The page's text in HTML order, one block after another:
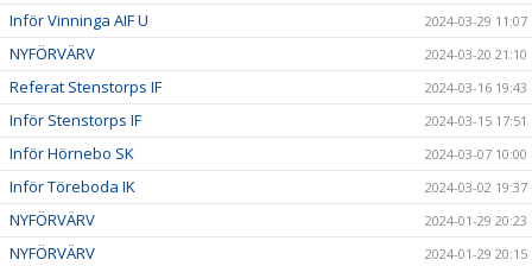
Inför Vinninga AIF U 2024-03-29 11:07
NYFÖRVÄRV 2024-03-20 21:10
Referat Stenstorps IF 2024-03-16 19:43
Inför Stenstorps IF 2024-03-15 17:51
Inför Hörnebo SK 2024-03-07 10:00
Inför Töreboda IK 2024-03-02 19:37
NYFÖRVÄRV 2024-01-29 20:23
NYFÖRVÄRV 2024-01-29 20:15